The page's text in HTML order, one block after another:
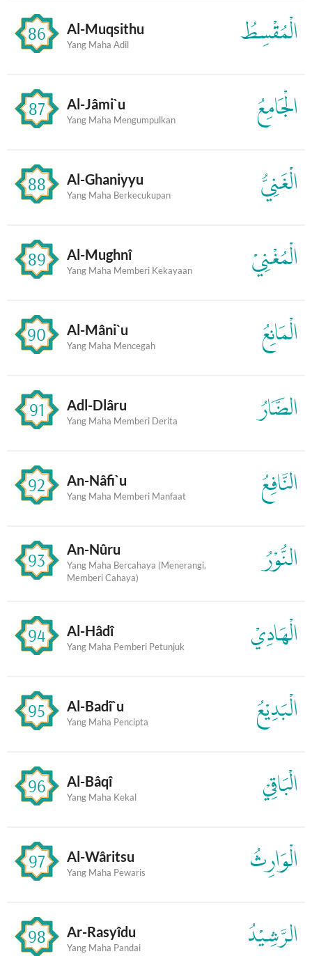
86 Al-Muqsithu
Yang Maha Adil الْمُقْسِطُ
87 Al-Jâmi`u
Yang Maha Mengumpulkan الْجَامِعُ
88 Al-Ghaniyyu
Yang Maha Berkecukupan الْغَنِيُّ
89 Al-Mughnî
Yang Maha Memberi Kekayaan الْمُغْنِيْ
90 Al-Mâni`u
Yang Maha Mencegah الْمَانِعُ
91 Adl-Dlâru
Yang Maha Memberi Derita الضَّارُ
92 An-Nâfi`u
Yang Maha Memberi Manfaat النَّافِعُ
93 An-Nûru
Yang Maha Bercahaya (Menerangi,
Memberi Cahaya)
النُّوْرُ
94 Al-Hâdî
Yang Maha Pemberi Petunjuk الْهَادِيْ
95 Al-Badî`u
Yang Maha Pencipta الْبَدِيْعُ
96 Al-Bâqî
Yang Maha Kekal الْبَاقِيْ
97 Al-Wâritsu
Yang Maha Pewaris الْوَارِثُ
98 Ar-Rasyîdu
Yang Maha Pandai الرَّشِيْدُ